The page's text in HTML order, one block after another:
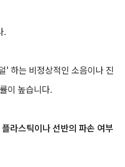
.
' 하는 비정상적인 소음이나 진
이 높습니다.
플라스틱이나 선반의 파손 여부